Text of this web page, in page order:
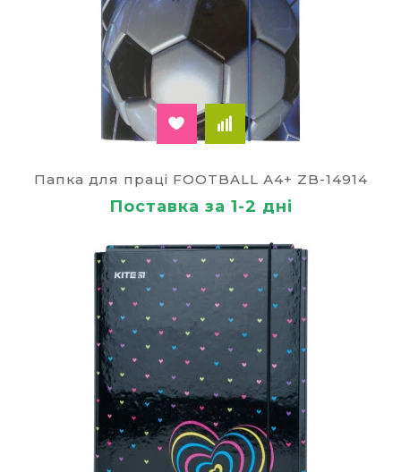
Папка для праці FOOTBALL А4+ ZB-14914
Поставка за 1-2 дні